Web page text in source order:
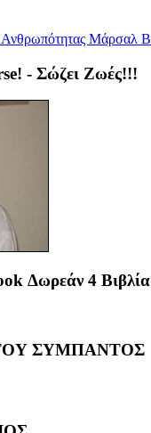
- Σώζει Ζωές!!!
Δωρεάν 4 Βιβλία
ΣΥΜΠΑΝΤΟΣ